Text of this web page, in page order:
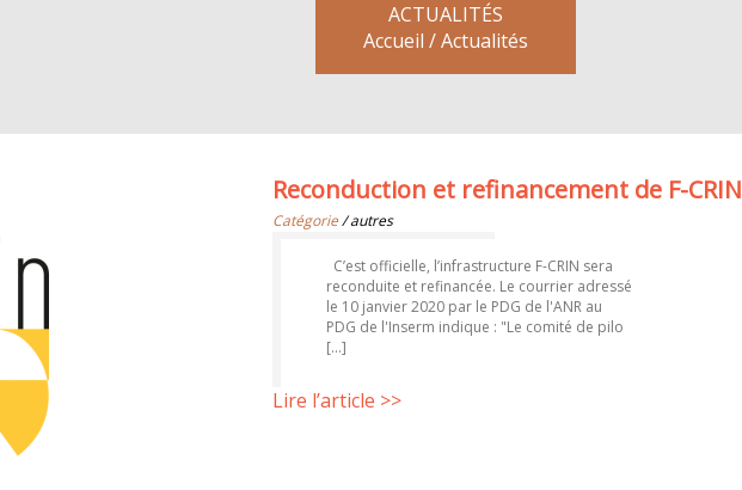
ACTUALITÉS
Accueil / Actualités
Reconduction et refinancement de F-CRIN
Catégorie/ autres
C’est officielle, l’infrastructure F-CRIN sera
reconduite et refinancée. Le courrier adressé
le 10 janvier 2020 par le PDG de l'ANR au
PDG de l'Inserm indique : "Le comité de pilo
[...]
Lire l’article >>